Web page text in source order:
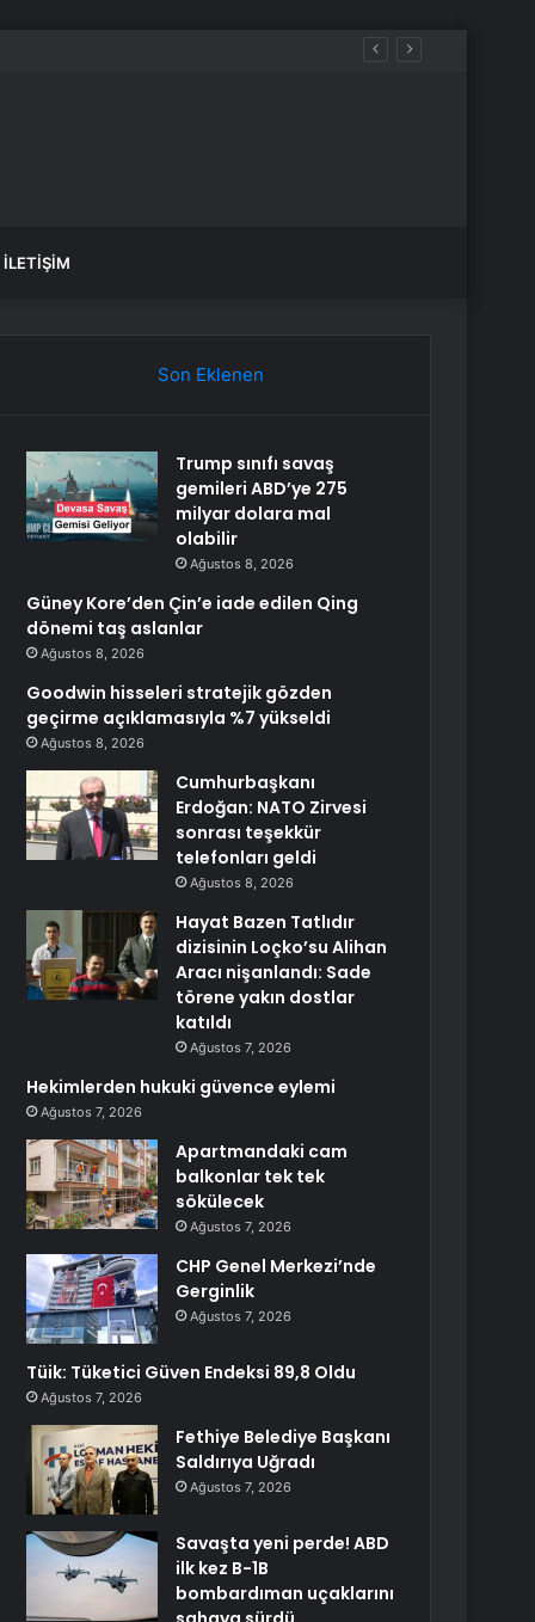
İLETIŞIM
Son Eklenen
Trump sınıfı savaş
gemileri ABD’ye 275
milyar dolara mal
olabilir
Ağustos 8, 2026
Güney Kore’den Çin’e iade edilen Qing
dönemi taş aslanlar
Ağustos 8, 2026
Goodwin hisseleri stratejik gözden
geçirme açıklamasıyla %7 yükseldi
Ağustos 8, 2026
Cumhurbaşkanı
Erdoğan: NATO Zirvesi
sonrası teşekkür
telefonları geldi
Ağustos 8, 2026
Hayat Bazen Tatlıdır
dizisinin Loçko’su Alihan
Aracı nişanlandı: Sade
törene yakın dostlar
katıldı
Ağustos 7, 2026
Hekimlerden hukuki güvence eylemi
Ağustos 7, 2026
Apartmandaki cam
balkonlar tek tek
sökülecek
Ağustos 7, 2026
CHP Genel Merkezi’nde
Gerginlik
Ağustos 7, 2026
Tüik: Tüketici Güven Endeksi 89,8 Oldu
Ağustos 7, 2026
Fethiye Belediye Başkanı
Saldırıya Uğradı
Ağustos 7, 2026
Savaşta yeni perde! ABD
ilk kez B-1B
bombardıman uçaklarını